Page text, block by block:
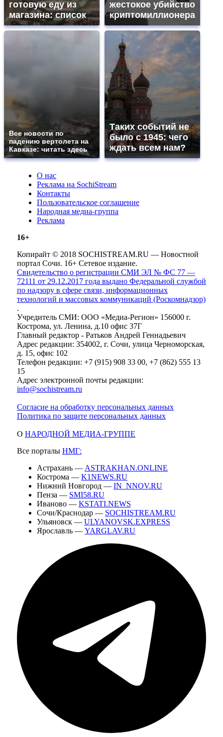
готовую еду из
магазина: список
жестокое убийство
криптомиллионера
Все новости по
падению вертолета на
Кавказе: читать здесь
Таких событий не
было с 1945: чего
ждать всем нам?
О нас
Реклама на SochiStream
Контакты
Пользовательское соглашение
Народная медиа-группа
Реклама
16+
Копирайт © 2018 SOCHISTREAM.RU — Новостной
портал Сочи. 16+ Сетевое издание.
Свидетельство о регистрации СМИ ЭЛ № ФС 77 —
72111 от 29.12.2017 года выдано Федеральной службой
по надзору в сфере связи, информационных
технологий и массовых коммуникаций (Роскомнадзор)
.
Учредитель СМИ: ООО «Медиа-Регион» 156000 г.
Кострома, ул. Ленина, д.10 офис 37Г
Главный редактор - Ратьков Андрей Геннадьевич
Адрес редакции: 354002, г. Сочи, улица Черноморская,
д. 15, офис 102
Телефон редакции: +7 (915) 908 33 00, +7 (862) 555 13
15
Адрес электронной почты редакции:
info@sochistream.ru
Согласие на обработку персональных данных
Политика по защите персональных данных
О НАРОДНОЙ МЕДИА-ГРУППЕ
Все порталы НМГ:
Астрахань — ASTRAKHAN.ONLINE
Кострома — K1NEWS.RU
Нижний Новгород — IN_NNOV.RU
Пенза — SMI58.RU
Иваново — KSTATI.NEWS
Сочи/Краснодар — SOCHISTREAM.RU
Ульяновск — ULYANOVSK.EXPRESS
Ярославль — YARGLAV.RU